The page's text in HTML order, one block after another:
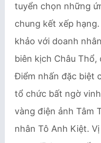
tuyển chọn những
chung kết xếp
khảo với doanh
biên kịch Châu Thổ,
Điểm nhấn đặc biệt
tổ chức bất ngờ
vàng điện ảnh Tâm
nhân Tô Anh Kiệt.